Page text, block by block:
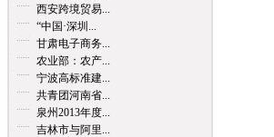
西安跨境贸易...
“中国·深圳...
甘肃电子商务...
农业部：农产...
宁波高标准建...
共青团河南省...
泉州2013年度...
吉林市与阿里...